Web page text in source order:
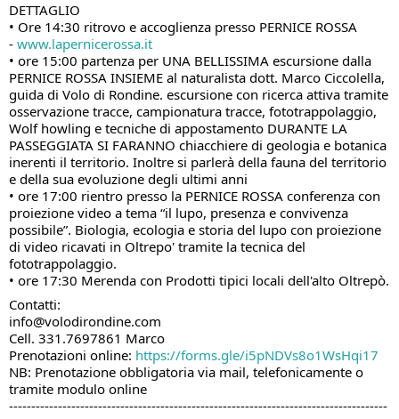
DETTAGLIO
• Ore 14:30 ritrovo e accoglienza presso PERNICE ROSSA
- www.lapernicerossa.it
• ore 15:00 partenza per UNA BELLISSIMA escursione dalla
PERNICE ROSSA INSIEME al naturalista dott. Marco Ciccolella,
guida di Volo di Rondine. escursione con ricerca attiva tramite
osservazione tracce, campionatura tracce, fototrappolaggio,
Wolf howling e tecniche di appostamento DURANTE LA
PASSEGGIATA SI FARANNO chiacchiere di geologia e botanica
inerenti il territorio. Inoltre si parlerà della fauna del territorio
e della sua evoluzione degli ultimi anni
• ore 17:00 rientro presso la PERNICE ROSSA conferenza con
proiezione video a tema “il lupo, presenza e convivenza
possibile”. Biologia, ecologia e storia del lupo con proiezione
di video ricavati in Oltrepo' tramite la tecnica del
fototrappolaggio.
• ore 17:30 Merenda con Prodotti tipici locali dell'alto Oltrepò.
Contatti:
info@volodirondine.com
Cell. 331.7697861 Marco
Prenotazioni online: https://forms.gle/i5pNDVs8o1WsHqi17
NB: Prenotazione obbligatoria via mail, telefonicamente o
tramite modulo online
-------------------------------------------------------------------------------------